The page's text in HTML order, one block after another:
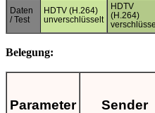
Daten
/ Test
HDTV (H.264)
unverschlüsselt
HDTV
(H.264)
Belegung:
Parameter Sender